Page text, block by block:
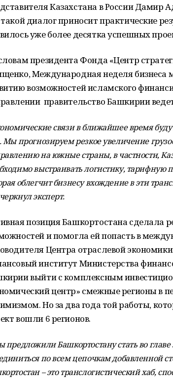
Казахстана в России Дамир
диалог приносит практические
уже более десятка успешных
президента Фонда «Центр
Международная неделя бизнеса
возможностей исламского
правительство Башкирии
связи в ближайшее время
Мы прогнозируем резкое увеличение
на южные страны, в частности,
выстраивать логистику, тарифную
облегчит бизнесу вхождение в эти
эксперт.
позиция Башкортостана сделала
и помогла ей попасть в
Центра отраслевой
институт Министерства
выйти с комплексным
центр» смежные регионы в
Но за два года той работы,
вошли 6 регионов.
предложили Башкортостану стать во
по всем цепочкам добавленной
– это транслогистический хаб,